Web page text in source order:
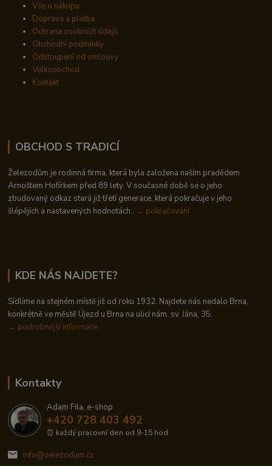
Vše o nákupu
Doprava a platba
Ochrana osobních údajů
Obchodní podmínky
Odstoupení od smlouvy
Velkoobchod
Kontakt
OBCHOD S TRADICÍ
Železodům je rodinná firma, která byla založena naším pradědem
Arnoštem Hofírkem před 89 lety. V současné době se o jeho
zbudovaný odkaz stará již třetí generace, která pokračuje v jeho
šlépějích a nastavených hodnotách.. → pokračování
KDE NÁS NAJDETE?
Sídlíme na stejném místě již od roku 1932. Najdete nás nedalo Brna,
konkrétně ve městě Újezd u Brna na ulici nám. sv. Jána, 35.
→ podrobnější informace
Kontakty
Adam Fila, e-shop
+420 728 403 492
⏰ každý pracovní den od 9-15 hod.
info@zelezodum.cz